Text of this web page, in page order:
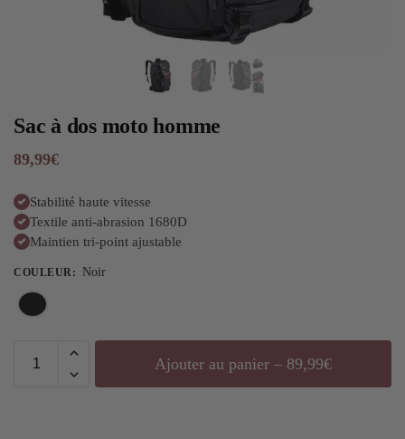
Sac à dos moto homme
89,99€
Stabilité haute vitesse
Textile anti-abrasion 1680D
Maintien tri-point ajustable
COULEUR: Noir
Ajouter au panier – 89,99€